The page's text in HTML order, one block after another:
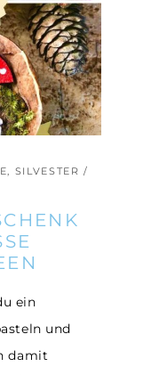
, SILVESTER
U
ein
und
damit